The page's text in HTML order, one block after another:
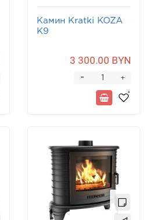
Камин Kratki KOZA
K9
3 300.00 BYN
+
-